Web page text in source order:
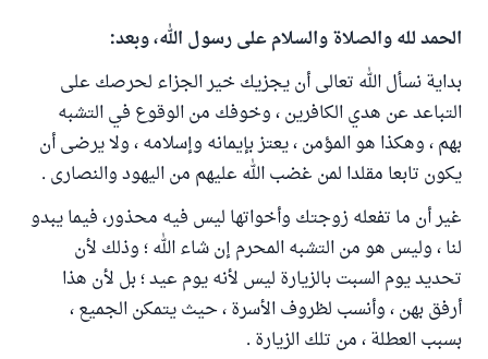
الحمد لله والصلاة والسلام على رسول الله، وبعد:
بداية نسأل الله تعالى أن يجزيك خير الجزاء لحرصك على
التباعد عن هدي الكافرين ، وخوفك من الوقوع في التشبه
بهم ، وهكذا هو المؤمن ، يعتز بإيمانه وإسلامه ، ولا يرضى أن
يكون تابعا مقلدا لمن غضب الله عليهم من اليهود والنصارى .
غير أن ما تفعله زوجتك وأخواتها ليس فيه محذور، فيما يبدو
لنا ، وليس هو من التشبه المحرم إن شاء الله ؛ وذلك لأن
تحديد يوم السبت بالزيارة ليس لأنه يوم عيد ؛ بل لأن هذا
أرفق بهن ، وأنسب لظروف الأسرة ، حيث يتمكن الجميع ،
بسبب العطلة ، من تلك الزيارة .